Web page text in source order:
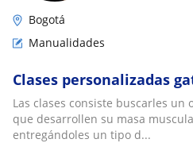
Bogotá
Manualidades
Clases personalizadas
Las clases consiste buscarles un
que desarrollen su masa
entregándoles un tipo d...